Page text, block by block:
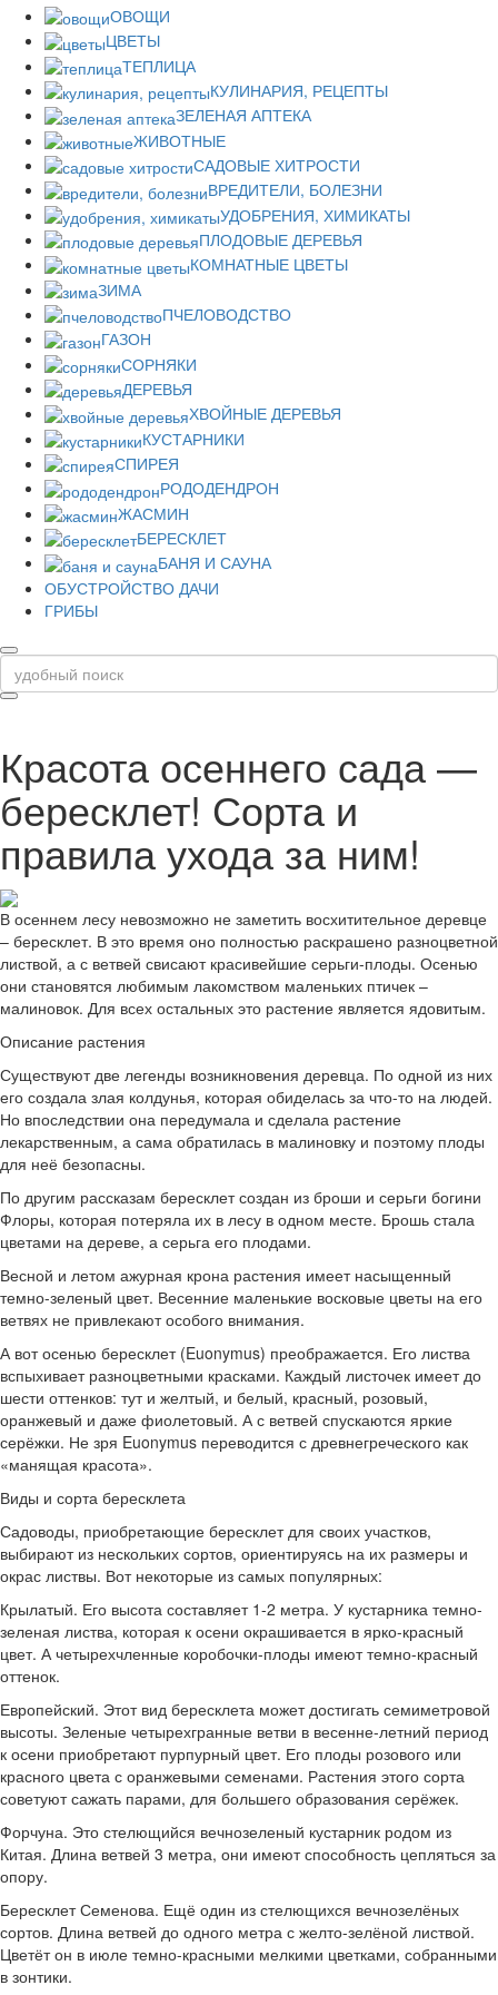
ОВОЩИ
ЦВЕТЫ
ТЕПЛИЦА
КУЛИНАРИЯ, РЕЦЕПТЫ
ЗЕЛЕНАЯ АПТЕКА
ЖИВОТНЫЕ
САДОВЫЕ ХИТРОСТИ
ВРЕДИТЕЛИ, БОЛЕЗНИ
УДОБРЕНИЯ, ХИМИКАТЫ
ПЛОДОВЫЕ ДЕРЕВЬЯ
КОМНАТНЫЕ ЦВЕТЫ
ЗИМА
ПЧЕЛОВОДСТВО
ГАЗОН
СОРНЯКИ
ДЕРЕВЬЯ
ХВОЙНЫЕ ДЕРЕВЬЯ
КУСТАРНИКИ
СПИРЕЯ
РОДОДЕНДРОН
ЖАСМИН
БЕРЕСКЛЕТ
БАНЯ И САУНА
ОБУСТРОЙСТВО ДАЧИ
ГРИБЫ
Красота осеннего сада —
бересклет! Сорта и
правила ухода за ним!
В осеннем лесу невозможно не заметить восхитительное деревце
– бересклет. В это время оно полностью раскрашено разноцветной
листвой, а с ветвей свисают красивейшие серьги-плоды. Осенью
они становятся любимым лакомством маленьких птичек –
малиновок. Для всех остальных это растение является ядовитым.
Описание растения
Существуют две легенды возникновения деревца. По одной из них
его создала злая колдунья, которая обиделась за что-то на людей.
Но впоследствии она передумала и сделала растение
лекарственным, а сама обратилась в малиновку и поэтому плоды
для неё безопасны.
По другим рассказам бересклет создан из броши и серьги богини
Флоры, которая потеряла их в лесу в одном месте. Брошь стала
цветами на дереве, а серьга его плодами.
Весной и летом ажурная крона растения имеет насыщенный
темно-зеленый цвет. Весенние маленькие восковые цветы на его
ветвях не привлекают особого внимания.
А вот осенью бересклет (Euonymus) преображается. Его листва
вспыхивает разноцветными красками. Каждый листочек имеет до
шести оттенков: тут и желтый, и белый, красный, розовый,
оранжевый и даже фиолетовый. А с ветвей спускаются яркие
серёжки. Не зря Euonymus переводится с древнегреческого как
«манящая красота».
Виды и сорта бересклета
Садоводы, приобретающие бересклет для своих участков,
выбирают из нескольких сортов, ориентируясь на их размеры и
окрас листвы. Вот некоторые из самых популярных:
Крылатый. Его высота составляет 1-2 метра. У кустарника темно-
зеленая листва, которая к осени окрашивается в ярко-красный
цвет. А четырехчленные коробочки-плоды имеют темно-красный
оттенок.
Европейский. Этот вид бересклета может достигать семиметровой
высоты. Зеленые четырехгранные ветви в весенне-летний период
к осени приобретают пурпурный цвет. Его плоды розового или
красного цвета с оранжевыми семенами. Растения этого сорта
советуют сажать парами, для большего образования серёжек.
Форчуна. Это стелющийся вечнозеленый кустарник родом из
Китая. Длина ветвей 3 метра, они имеют способность цепляться за
опору.
Бересклет Семенова. Ещё один из стелющихся вечнозелёных
сортов. Длина ветвей до одного метра с желто-зелёной листвой.
Цветёт он в июле темно-красными мелкими цветками, собранными
в зонтики.